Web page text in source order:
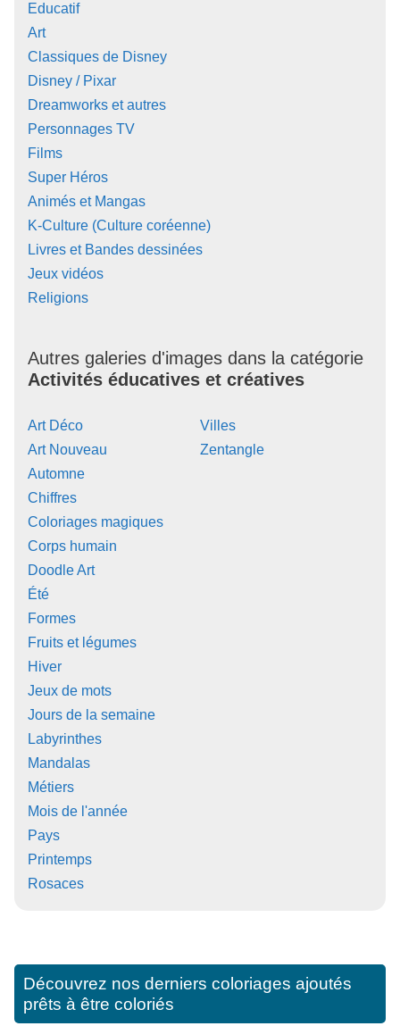
Educatif
Art
Classiques de Disney
Disney / Pixar
Dreamworks et autres
Personnages TV
Films
Super Héros
Animés et Mangas
K-Culture (Culture coréenne)
Livres et Bandes dessinées
Jeux vidéos
Religions
Autres galeries d'images dans la catégorie
Activités éducatives et créatives
Art Déco
Art Nouveau
Automne
Chiffres
Coloriages magiques
Corps humain
Doodle Art
Été
Formes
Fruits et légumes
Hiver
Jeux de mots
Jours de la semaine
Labyrinthes
Mandalas
Métiers
Mois de l'année
Pays
Printemps
Rosaces
Villes
Zentangle
Découvrez nos derniers coloriages ajoutés
prêts à être coloriés